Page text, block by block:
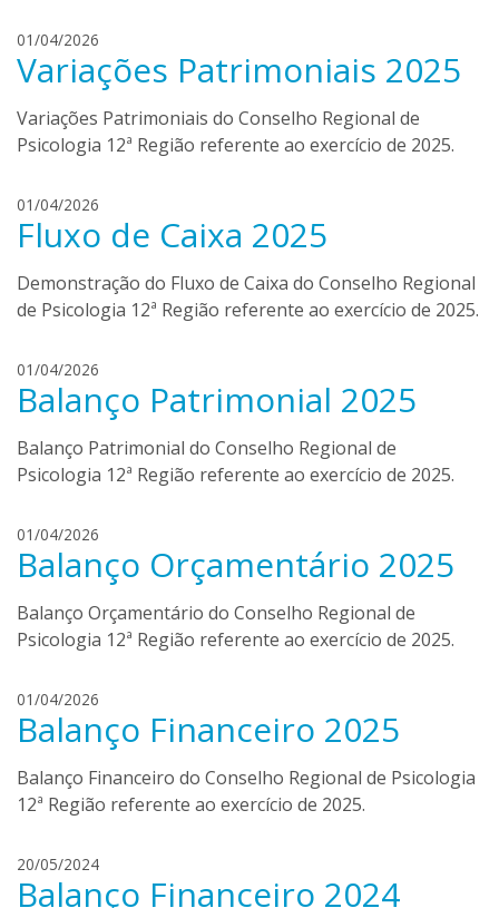
o
r
t
o
l
01/04/2026
a
n
e
o
t
o
Variações Patrimoniais 2025
Variações Patrimoniais do Conselho Regional de
Psicologia 12ª Região referente ao exercício de 2025.
01/04/2026
a
n
i
e
l
o
t
o
Fluxo de Caixa 2025
Demonstração do Fluxo de Caixa do Conselho Regional
de Psicologia 12ª Região referente ao exercício de 2025.
01/04/2026
a
n
i
e
o
t
o
Balanço Patrimonial 2025
Balanço Patrimonial do Conselho Regional de
Psicologia 12ª Região referente ao exercício de 2025.
01/04/2026
a
n
i
e
o
t
o
Balanço Orçamentário 2025
Balanço Orçamentário do Conselho Regional de
Psicologia 12ª Região referente ao exercício de 2025.
01/04/2026
a
n
i
e
b
o
Balanço Financeiro 2025
Balanço Financeiro do Conselho Regional de Psicologia
12ª Região referente ao exercício de 2025.
20/05/2024d
a
Balanço Financeiro 2024